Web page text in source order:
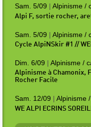
Sam. 5/09 | Alpinisme /
Alpi F, sortie rocher,
Sam. 5/09 | Alpinisme /
Cycle AlpiNSkir #1 //
Dim. 6/09 | Alpinisme /
Alpinisme à Chamonix,
Rocher Facile
Sam. 12/09 | Alpinisme
WE ALPI ECRINS